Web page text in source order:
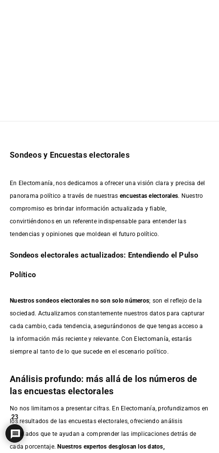
Sondeos y Encuestas electorales
En Electomanía, nos dedicamos a ofrecer una visión clara y precisa del
panorama político a través de nuestras encuestas electorales. Nuestro
compromiso es brindar información actualizada y fiable,
convirtiéndonos en un referente indispensable para entender las
tendencias y opiniones que moldean el futuro político.
Sondeos electorales actualizados: Entendiendo el Pulso
Político
Nuestros sondeos electorales no son solo números; son el reflejo de la
sociedad. Actualizamos constantemente nuestros datos para capturar
cada cambio, cada tendencia, asegurándonos de que tengas acceso a
la información más reciente y relevante. Con Electomanía, estarás
siempre al tanto de lo que sucede en el escenario político.
Análisis profundo: más allá de los números de
las encuestas electorales
No nos limitamos a presentar cifras. En Electomanía, profundizamos en
los resultados de las encuestas electorales, ofreciendo análisis
detallados que te ayudan a comprender las implicaciones detrás de
cada porcentaje.Nuestros expertos desglosan los datos,
23